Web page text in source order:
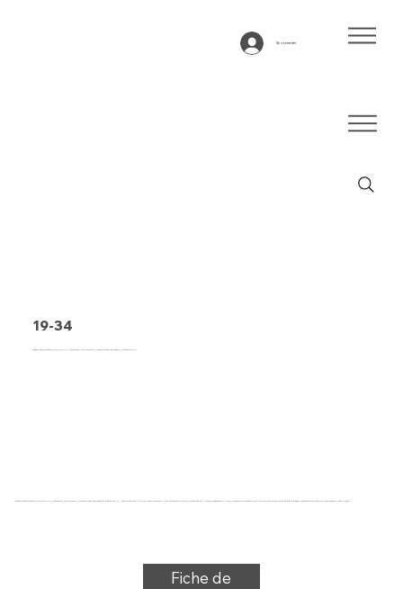
Se connecter
19-34
Bande transporteuse type 19-34 PVC, anthracite, tissu flexible 1 couche à haute résistance à la déchirure (M)
Bande transporteuse type 19-34 PVC, anthracite, tissu flexible 1 couche à haute résistance à la déchirure (M), face supérieure : 0,5 mm, face inférieure : tissu, épaisseur 1,25 mm, dureté 80° ShA, force-allongement 8 N/mm, diamètre du rouleau 20 mm, support de rouleau, de glissière et d'auge, revêtement antistatique, température -15°C à 90°C
Fiche de